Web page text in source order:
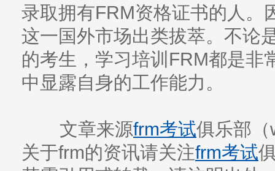
录取拥有FRM资格证书的人。
这一国外市场出类拔萃。不论
的考生，学习培训FRM都是非
中显露自身的工作能力。
文章来源frm考试俱乐部
关于frm的资讯请关注frm考试